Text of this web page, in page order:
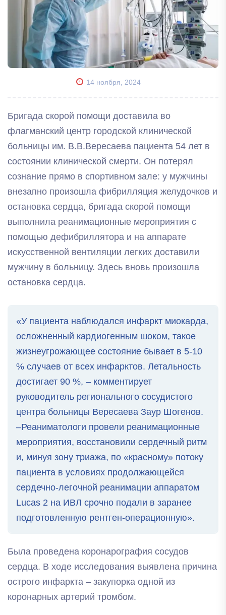
14 ноября, 2024
Бригада скорой помощи доставила во
флагманский центр городской клинической
больницы им. В.В.Вересаева пациента 54 лет в
состоянии клинической смерти. Он потерял
сознание прямо в спортивном зале: у мужчины
внезапно произошла фибрилляция желудочков и
остановка сердца, бригада скорой помощи
выполнила реанимационные мероприятия с
помощью дефибриллятора и на аппарате
искусственной вентиляции легких доставили
мужчину в больницу. Здесь вновь произошла
остановка сердца.
«У пациента наблюдался инфаркт миокарда,
осложненный кардиогенным шоком, такое
жизнеугрожающее состояние бывает в 5-10
% случаев от всех инфарктов. Летальность
достигает 90 %, – комментирует
руководитель регионального сосудистого
центра больницы Вересаева Заур Шогенов.
–Реаниматологи провели реанимационные
мероприятия, восстановили сердечный ритм
и, минуя зону триажа, по «красному» потоку
пациента в условиях продолжающейся
сердечно-легочной реанимации аппаратом
Lucas 2 на ИВЛ срочно подали в заранее
подготовленную рентген-операционную».
Была проведена коронарография сосудов
сердца. В ходе исследования выявлена причина
острого инфаркта – закупорка одной из
коронарных артерий тромбом.